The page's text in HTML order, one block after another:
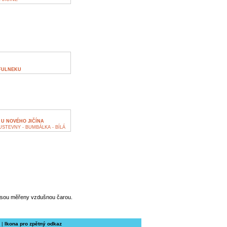
NOVÉHO JIČÍNA
- BUMBÁLKA - BÍLÁ
měřeny vzdušnou čarou.
| Ikona pro zpětný odkaz